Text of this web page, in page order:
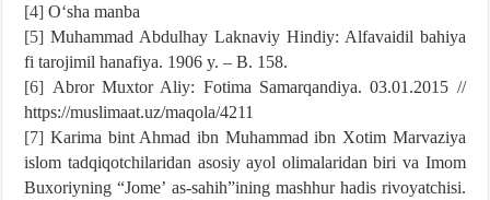
[4] Oʻsha manba
[5] Muhammad Abdulhay Laknaviy Hindiy: Alfavaidil bahiya
fi tarojimil hanafiya. 1906 y. – B. 158.
[6] Abror Muxtor Aliy: Fotima Samarqandiya. 03.01.2015 //
https://muslimaat.uz/maqola/4211
[7] Karima bint Ahmad ibn Muhammad ibn Xotim Marvaziya
islom tadqiqotchilaridan asosiy ayol olimalaridan biri va Imom
Buxoriyning “Jomeʼ as-sahih”ining mashhur hadis rivoyatchisi.